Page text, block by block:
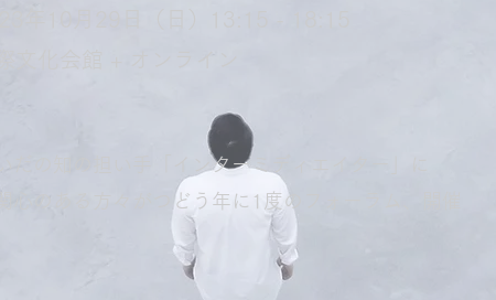
だの知の担い手「インターミディエイター」に
心のある方々がつどう年に1度のフォーラム、開催